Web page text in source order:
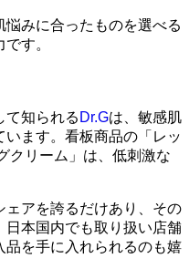
みに合ったものを選べる
す。
て知られる Dr.Gは、敏感肌
ます。看板商品の「レッ
クリーム」は、低刺激な
アを誇るだけあり、その
本国内でも取り扱い店舗
品を手に入れられるのも嬉